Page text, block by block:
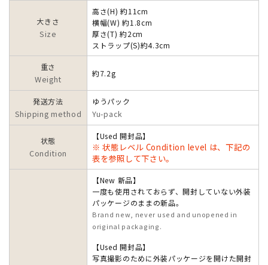
大きさ
Size
高さ(H) 約11cm
横幅(W) 約1.8cm
厚さ(T) 約2cm
ストラップ(S)約4.3cm
重さ
Weight
約7.2g
発送方法
Shipping method
ゆうパック
Yu-pack
状態
Condition
【Used 開封品】
※ 状態レベル Condition level は、下記の
表を参照して下さい。
【New 新品】
一度も使用されておらず、開封していない外装
パッケージのままの新品。
Brand new, never used and unopened in
original packaging.
【Used 開封品】
写真撮影のために外装パッケージを開けた開封